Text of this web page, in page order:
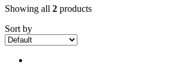
Showing all 2 products
Sort by